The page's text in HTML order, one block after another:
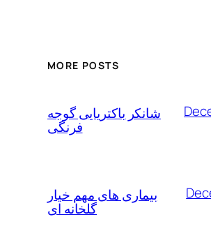
MORE POSTS
شانکر باکتریایی گوجه
فرنگی
بیماری های مهم خیار
گلخانه ای